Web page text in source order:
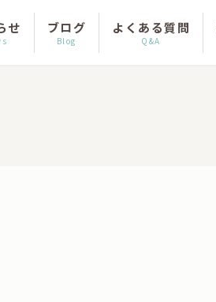
せ ブログ
Blog
よくある質問
Q&A